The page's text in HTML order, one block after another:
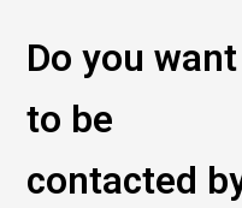
Do you want
to be
contacted